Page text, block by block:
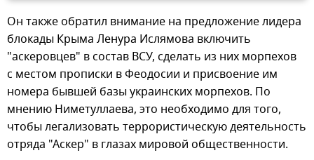
Он также обратил внимание на предложение лидера
блокады Крыма Ленура Ислямова включить
"аскеровцев" в состав ВСУ, сделать из них морпехов
с местом прописки в Феодосии и присвоение им
номера бывшей базы украинских морпехов. По
мнению Ниметуллаева, это необходимо для того,
чтобы легализовать террористическую деятельность
отряда "Аскер" в глазах мировой общественности.